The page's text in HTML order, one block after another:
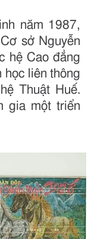
năm 1987,
sở Nguyễn
hệ Cao đẳng
học liên thông
Thuật Huế.
gia một triển